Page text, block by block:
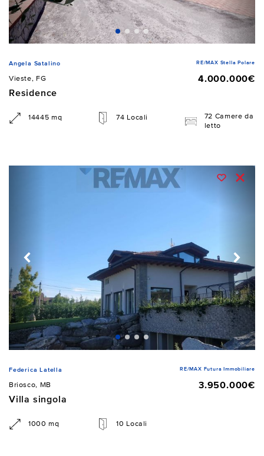
Angela Satalino RE/MAX Stella Polare
Vieste, FG
4.000.000€
Residence
14445 mq 74 Locali
72 Camere da
letto
Federica Latella RE/MAX Futura Immobiliare
Briosco, MB
3.950.000€
Villa singola
1000 mq 10 Locali